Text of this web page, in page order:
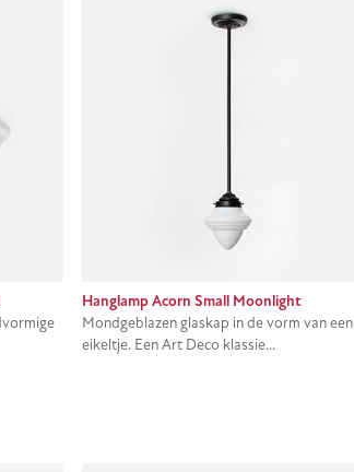
Hanglamp Acorn Small Moonlight
Mondgeblazen glaskap in de vorm van een
eikeltje. Een Art Deco klassie...